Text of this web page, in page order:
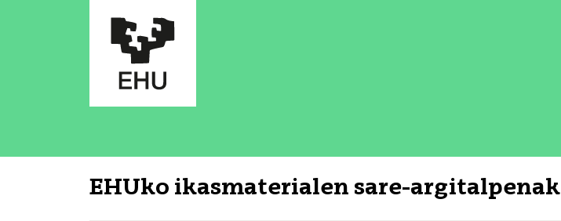
EHUko ikasmaterialen sare-argitalpenak